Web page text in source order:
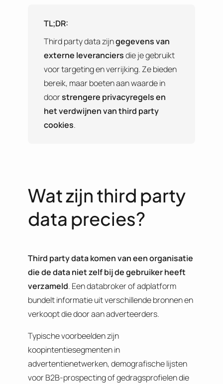
TL;DR:
Third party data zijngegevens van
externe leveranciersdie je gebruikt
voor targeting en verrijking. Ze bieden
bereik, maar boeten aan waarde in
doorstrengere privacyregels en
het verdwijnen van third party
cookies.
Wat zijn third party
data precies?
Third party data komen van een organisatie
die de data niet zelf bij de gebruiker heeft
verzameld. Een databroker of adplatform
bundelt informatie uit verschillende bronnen en
verkoopt die door aan adverteerders.
Typische voorbeelden zijn
koopintentiesegmenten in
advertentienetwerken, demografische lijsten
voor B2B-prospecting of gedragsprofielen die